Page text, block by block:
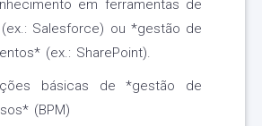
em ferramentas de
(ex.: Salesforce) ou *gestão de
(ex.: SharePoint).
básicas de *gestão de
(BPM)